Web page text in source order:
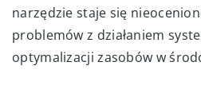
narzędzie staje się
problemów z działaniem
optymalizacji zasobów w